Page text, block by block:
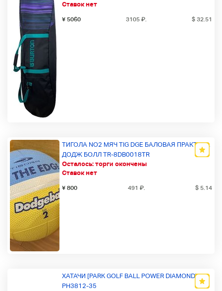
Ставок нет
¥ 5060 3105 ₽. $ 32.51
Осталось: торги окончены
Ставок нет
ТИГОЛА NO2 МЯЧ TIG DGE БАЛОВАЯ ПРАКТИКА
ДОДЖ БОЛЛ TR-8DB0018TR
¥ 800 491 ₽. $ 5.14
ХАТАЧИ [PARK GOLF BALL POWER DIAMOND]
PH3812-35